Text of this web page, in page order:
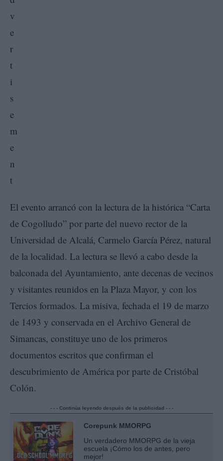
El evento arrancó con la lectura de la histórica “Carta
de Cogolludo” por parte del nuevo rector de la
Universidad de Alcalá, Carmelo García Pérez, natural
de la localidad. La lectura se llevó a cabo desde la
balconada del Ayuntamiento, ante decenas de vecinos
y visitantes reunidos en la Plaza Mayor, y con los
Tercios formados. La misiva, fechada el 19 de marzo
de 1493 y conservada en el Archivo General de
Simancas, constituye uno de los primeros
documentos escritos que confirman el
descubrimiento de América por parte de Cristóbal
Colón.
- - - Continúa leyendo después de la publicidad - - -
Corepunk MMORPG
Un verdadero MMORPG de la vieja
escuela ¡Cómo los de antes, pero
mejor!